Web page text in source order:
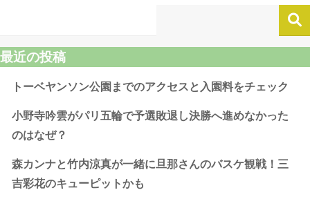
最近の投稿
トーベヤンソン公園までのアクセスと入園料をチェック
小野寺吟雲がパリ五輪で予選敗退し決勝へ進めなかった
のはなぜ？
森カンナと竹内涼真が一緒に旦那さんのバスケ観戦！三
吉彩花のキューピットかも